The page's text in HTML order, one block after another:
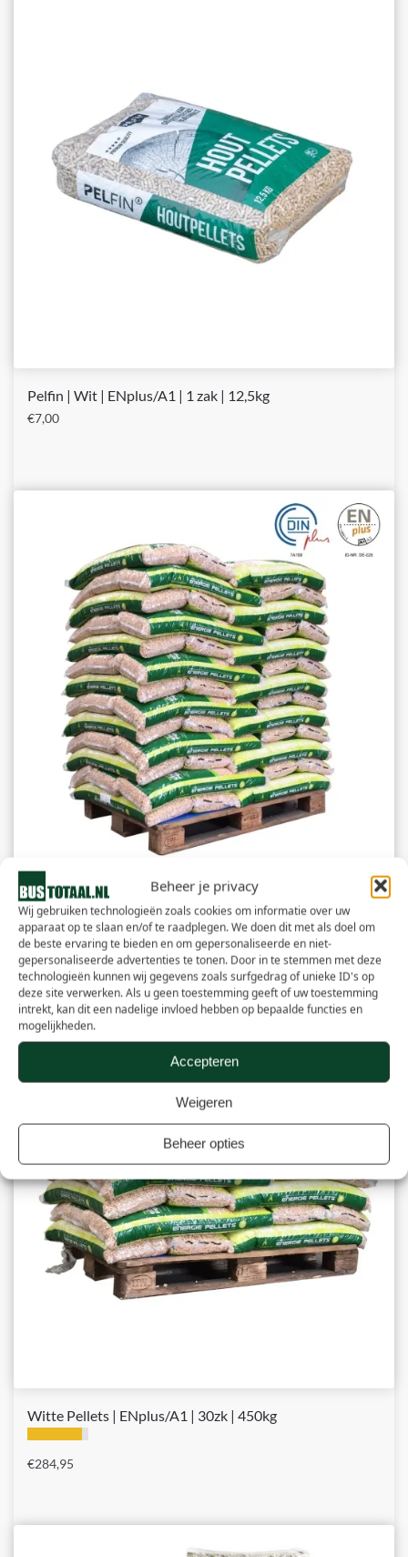
Beheer je privacy
Wij gebruiken technologieën zoals cookies om informatie over uw
apparaat op te slaan en/of te raadplegen. We doen dit met als doel om
de beste ervaring te bieden en om gepersonaliseerde en niet-
gepersonaliseerde advertenties te tonen. Door in te stemmen met deze
technologieën kunnen wij gegevens zoals surfgedrag of unieke ID's op
deze site verwerken. Als u geen toestemming geeft of uw toestemming
intrekt, kan dit een nadelige invloed hebben op bepaalde functies en
mogelijkheden.
Accepteren
Weigeren
Beheer opties
Pelfin | Wit | ENplus/A1 | 1 zak | 12,5kg
€7,00
Witte Pellets | ENplus/A1 | 64zk | 960kg
€ 509,00
Witte Pellets | ENplus/A1 | 30zk | 450kg
€284,95